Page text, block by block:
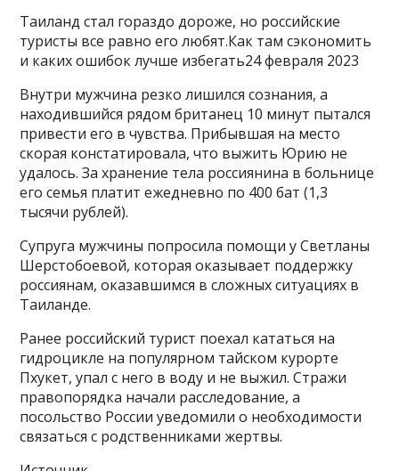
Таиланд стал гораздо дороже, но российские
туристы все равно его любят.Как там сэкономить
и каких ошибок лучше избегать24 февраля 2023
Внутри мужчина резко лишился сознания, а
находившийся рядом британец 10 минут пытался
привести его в чувства. Прибывшая на место
скорая констатировала, что выжить Юрию не
удалось. За хранение тела россиянина в больнице
его семья платит ежедневно по 400 бат (1,3
тысячи рублей).
Супруга мужчины попросила помощи у Светланы
Шерстобоевой, которая оказывает поддержку
россиянам, оказавшимся в сложных ситуациях в
Таиланде.
Ранее российский турист поехал кататься на
гидроцикле на популярном тайском курорте
Пхукет, упал с него в воду и не выжил. Стражи
правопорядка начали расследование, а
посольство России уведомили о необходимости
связаться с родственниками жертвы.